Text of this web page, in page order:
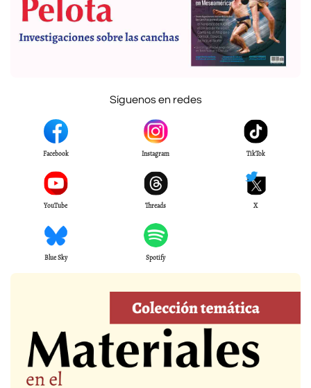
Síguenos en redes
Facebook Instagram TikTok
YouTube Threads X
Blue Sky Spotify